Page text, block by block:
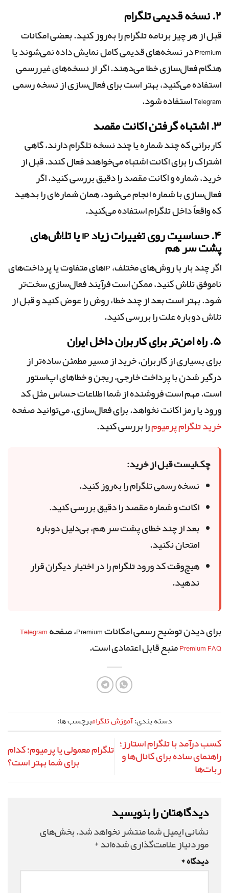
۲. نسخه قدیمی تلگرام
قبل از هر چیز برنامه تلگرام را به‌روز کنید. بعضی امکانات
Premium در نسخه‌های قدیمی کامل نمایش داده نمی‌شوند یا
هنگام فعال‌سازی خطا می‌دهند. اگر از نسخه‌های غیررسمی
استفاده می‌کنید، بهتر است برای فعال‌سازی از نسخه رسمی
Telegram استفاده شود.
۳. اشتباه گرفتن اکانت مقصد
کاربرانی که چند شماره یا چند نسخه تلگرام دارند، گاهی
اشتراک را برای اکانت اشتباه می‌خواهند فعال کنند. قبل از
خرید، شماره و اکانت مقصد را دقیق بررسی کنید. اگر
فعال‌سازی با شماره انجام می‌شود، همان شماره‌ای را بدهید
که واقعاً داخل تلگرام استفاده می‌کنید.
۴. حساسیت روی تغییرات زیاد IP یا تلاش‌های
پشت سر هم
اگر چند بار با روش‌های مختلف، IPهای متفاوت یا پرداخت‌های
ناموفق تلاش کنید، ممکن است فرآیند فعال‌سازی سخت‌تر
شود. بهتر است بعد از چند خطا، روش را عوض کنید و قبل از
تلاش دوباره علت را بررسی کنید.
۵. راه امن‌تر برای کاربران داخل ایران
برای بسیاری از کاربران، خرید از مسیر مطمئن ساده‌تر از
درگیر شدن با پرداخت خارجی، ریجن و خطاهای اپ‌استور
است. مهم است فروشنده از شما اطلاعات حساس مثل کد
ورود یا رمز اکانت نخواهد. برای فعال‌سازی، می‌توانید صفحه
خرید تلگرام پرمیومرا بررسی کنید.
چک‌لیست قبل از خرید:
نسخه رسمی تلگرام را به‌روز کنید.
اکانت و شماره مقصد را دقیق بررسی کنید.
بعد از چند خطای پشت سر هم، بی‌دلیل دوباره
امتحان نکنید.
هیچ‌وقت کد ورود تلگرام را در اختیار دیگران قرار
ندهید.
برای دیدن توضیح رسمی امکانات Premium، صفحه
Telegram
Premium FAQمنبع قابل اعتمادی است.
دسته بندی:آموزش تلگرامبرچسب ها:
کسب درآمد با تلگرام استارز؛
راهنمای ساده برای کانال‌ها و
ربات‌ها
تلگرام معمولی یا پرمیوم؛ کدام
برای شما بهتر است؟
دیدگاهتان را بنویسید
نشانی ایمیل شما منتشر نخواهد شد.بخش‌های
موردنیاز علامت‌گذاری شده‌اند*
دیدگاه*